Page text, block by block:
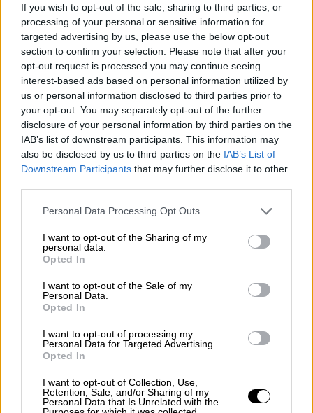
If you wish to opt-out of the sale, sharing to third parties, or
processing of your personal or sensitive information for
targeted advertising by us, please use the below opt-out
section to confirm your selection. Please note that after your
opt-out request is processed you may continue seeing
interest-based ads based on personal information utilized by
us or personal information disclosed to third parties prior to
your opt-out. You may separately opt-out of the further
disclosure of your personal information by third parties on the
IAB’s list of downstream participants. This information may
also be disclosed by us to third parties on the IAB’s List of
Downstream Participants that may further disclose it to other
Please note that this website/app uses one or more Google
not limited to your visit or usage behaviour. You may click to
grant or deny consent to Google and its third-party tags to
use your data for below specified purposes in below Google
consent section.
Personal Data Processing Opt Outs
I want to opt-out of the Sharing of my
personal data.
Opted In
I want to opt-out of the Sale of my
Personal Data.
Opted In
I want to opt-out of processing my
Personal Data for Targeted Advertising.
Opted In
I want to opt-out of Collection, Use,
Retention, Sale, and/or Sharing of my
Personal Data that Is Unrelated with the
για εκμετάλλευση»
Με αφορμή την εξαφάνιση του39χρονου
Βασίλη Καλογήρου, γιου της Εισαγγελέως
ΕφετώνΛάρισας, η εισαγγελέας του Αρείου
ΠάγουΓεωργία Αδειλίνησε ανακοίνωσή της
επισημαίνει ότι «ένα ανθρώπινο οδυνηρό
περιστατικό, η παρουσίαση και ο σχολιασμός
του οποίου, από ειδησεογραφικής πλευράς,
δεν προσφέρονται για οποιασδήποτε
μορφής εκμετάλλευση, με το πρόσχημα της
ενημέρωσης.